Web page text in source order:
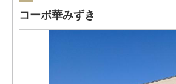
コーポ華みずき